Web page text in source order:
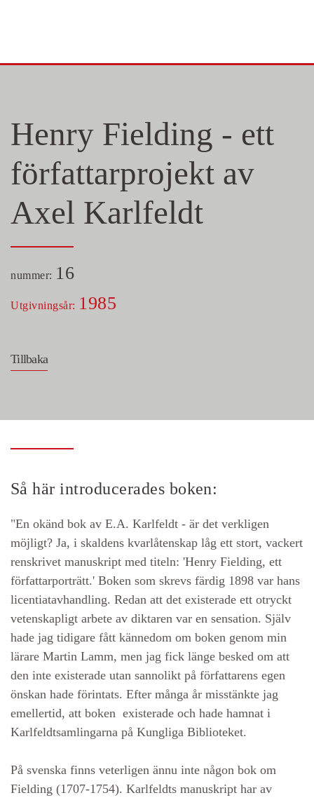
Henry Fielding - ett
författarprojekt av
Axel Karlfeldt
nummer: 16
Utgivningsår: 1985
Tillbaka
Så här introducerades boken:
"En okänd bok av E.A. Karlfeldt - är det verkligen
möjligt? Ja, i skaldens kvarlåtenskap låg ett stort, vackert
renskrivet manuskript med titeln: 'Henry Fielding, ett
författarporträtt.' Boken som skrevs färdig 1898 var hans
licentiatavhandling. Redan att det existerade ett otryckt
vetenskapligt arbete av diktaren var en sensation. Själv
hade jag tidigare fått kännedom om boken genom min
lärare Martin Lamm, men jag fick länge besked om att
den inte existerade utan sannolikt på författarens egen
önskan hade förintats. Efter många år misstänkte jag
emellertid, att boken existerade och hade hamnat i
Karlfeldtsamlingarna på Kungliga Biblioteket.
På svenska finns veterligen ännu inte någon bok om
Fielding (1707-1754). Karlfeldts manuskript har av